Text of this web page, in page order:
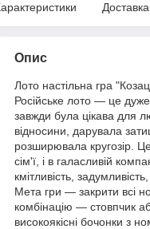
Доставка
Опис
Лото настільна гра
Російське лото — це
завжди була цікава для
відносини, дарувала
розширювала кругозір.
сім'ї, і в галасливій
кмітливість,
Мета гри — закрити всі
комбінацію — стовпчик
високоякісні бочонки з